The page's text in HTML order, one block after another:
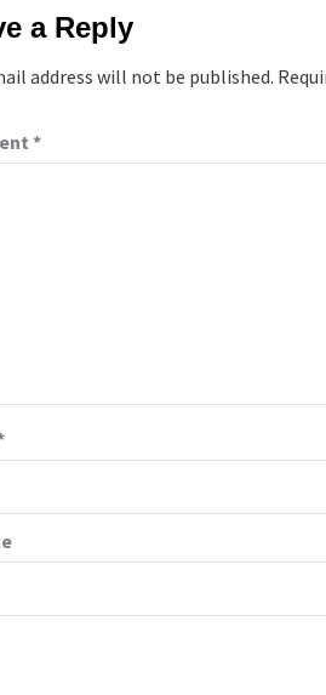
a Reply
address will not be published.
*